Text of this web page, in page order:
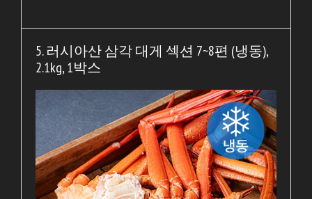
5. 러시아산 삼각 대게 섹션 7~8편 (냉동),
2.1kg, 1박스